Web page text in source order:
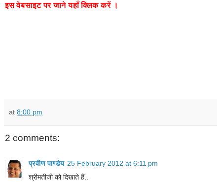
इस वेबसाइट पर जाने यहाँ क्लिक करें ।
at 8:00 pm
2 comments:
प्रवीण पाण्डेय 25 February 2012 at 6:11 pm
श्रीमतीजी को दिखाते हैं..